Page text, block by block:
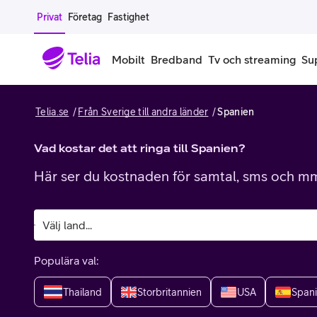
Gå till sidans innehåll
Privat Företag Fastighet
Mobilt
Mobiltelefoner
iPhone
Samsung Galaxy
Google Pixel
Begagnade mobiltelefoner
Bredband Tv och streaming
Telia.se Från Sverige till andra länder Spanien
Vad kostar det att ringa till Spanien?
Här ser du kostnaden för samtal, sms och
Populära val:
Thailand Storbritannien USA